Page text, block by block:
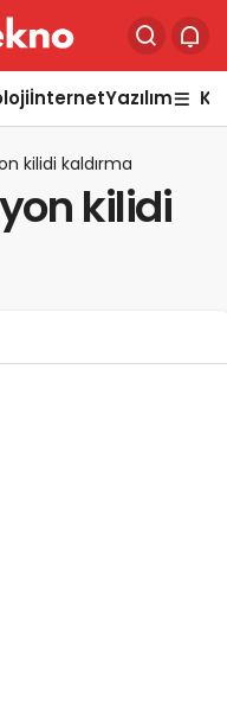
İnternetYazılım
kilidi kaldırma
kilidi